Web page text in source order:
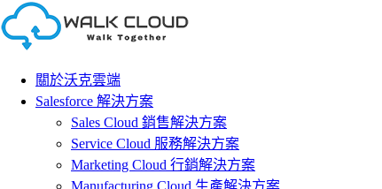
Skip
to
content
關於沃克雲端
Salesforce 解決方案
Sales Cloud 銷售解決方案
Service Cloud 服務解決方案
Marketing Cloud 行銷解決方案
Manufacturing Cloud 生產解決方案